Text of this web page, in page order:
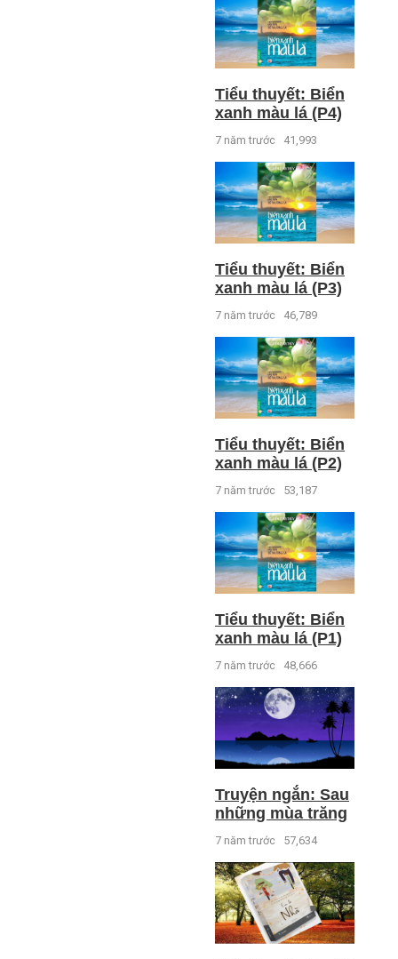
Tiểu thuyết: Biển
xanh màu lá (P4)
7 năm trước 41,993
Tiểu thuyết: Biển
xanh màu lá (P3)
7 năm trước 46,789
Tiểu thuyết: Biển
xanh màu lá (P2)
7 năm trước 53,187
Tiểu thuyết: Biển
xanh màu lá (P1)
7 năm trước 48,666
Truyện ngắn: Sau
những mùa trăng
7 năm trước 57,634